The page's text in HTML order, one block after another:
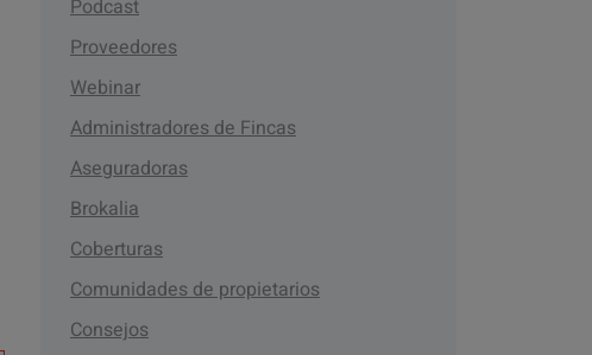
Podcast
Proveedores
Webinar
Administradores de Fincas
Aseguradoras
Brokalia
Coberturas
Comunidades de propietarios
Consejos